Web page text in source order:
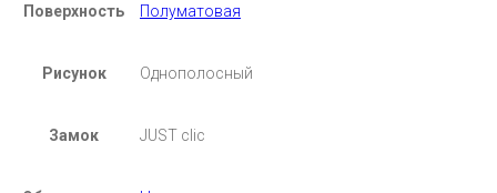
Поверхность Полуматовая
Рисунок Однополосный
Замок JUST clic